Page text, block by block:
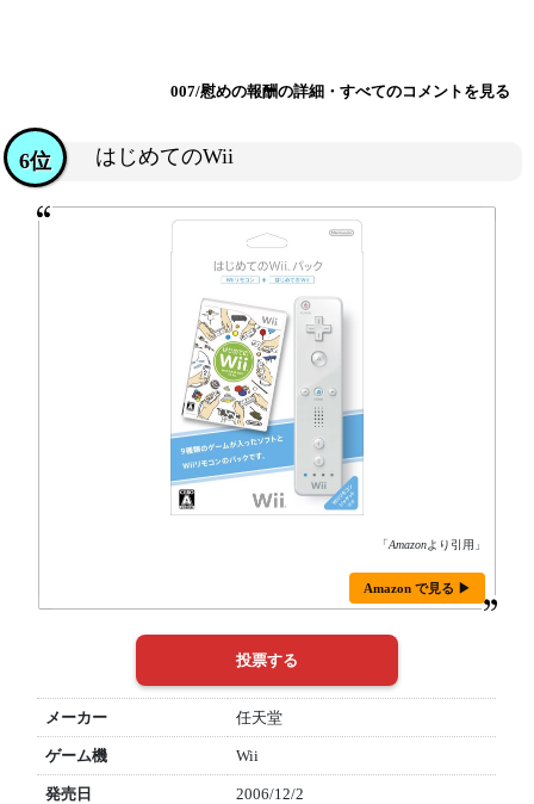
007/慰めの報酬の詳細・すべてのコメントを見る
はじめてのWii
6位
「Amazonより引用」
Amazon で見る ▶
メーカー 任天堂
ゲーム機 Wii
発売日 2006/12/2